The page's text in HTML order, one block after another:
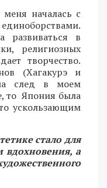
началась с
развиваться в
религиозных
творчество.
(Хагакурэ и
след в моем
то Япония была
ускользающим
стало для
вдохновения, а